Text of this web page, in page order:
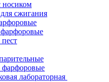
носиком
сжигания
лабораторная